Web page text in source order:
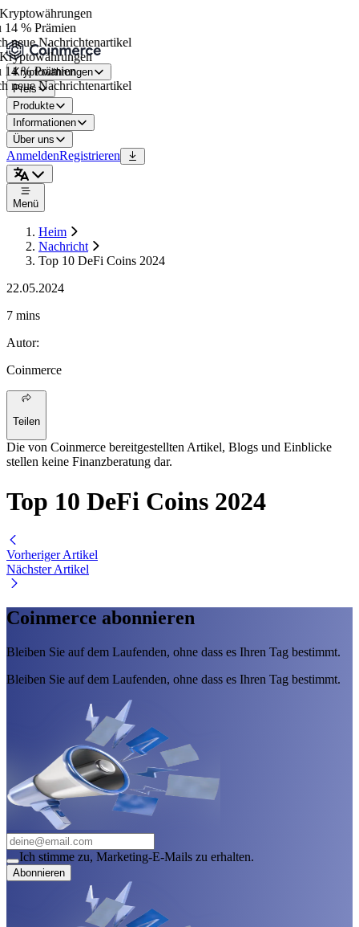
% Prämien
neue Nachrichtenartikel
% Prämien
neue Nachrichtenartikel
Kryptowährungen
Preis
Produkte
Informationen
Über uns
AnmeldenRegistrieren
Menü
Heim
Nachricht
Top 10 DeFi Coins 2024
22.05.2024
7 mins
Autor:
Coinmerce
Teilen
Die von Coinmerce bereitgestellten Artikel, Blogs und Einblicke
stellen keine Finanzberatung dar.
Top 10 DeFi Coins 2024
Vorheriger Artikel
Nächster Artikel
Coinmerce abonnieren
Bleiben Sie auf dem Laufenden, ohne dass es Ihren Tag bestimmt.
Bleiben Sie auf dem Laufenden, ohne dass es Ihren Tag bestimmt.
Ich stimme zu, Marketing-E-Mails zu erhalten.
Abonnieren